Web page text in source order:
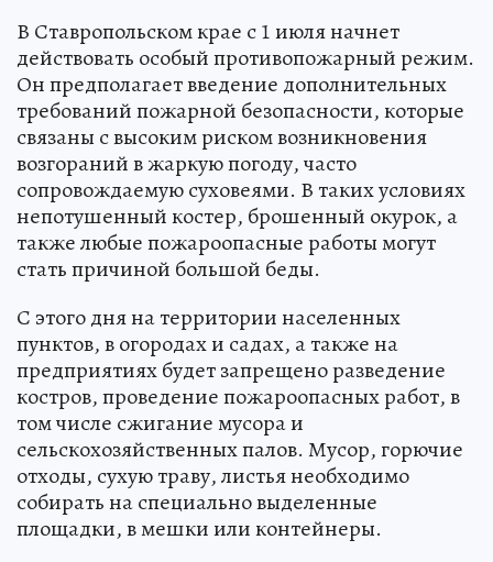
В Ставропольском крае с 1 июля начнет
действовать особый противопожарный режим.
Он предполагает введение дополнительных
требований пожарной безопасности, которые
связаны с высоким риском возникновения
возгораний в жаркую погоду, часто
сопровождаемую суховеями. В таких условиях
непотушенный костер, брошенный окурок, а
также любые пожароопасные работы могут
стать причиной большой беды.
С этого дня на территории населенных
пунктов, в огородах и садах, а также на
предприятиях будет запрещено разведение
костров, проведение пожароопасных работ, в
том числе сжигание мусора и
сельскохозяйственных палов. Мусор, горючие
отходы, сухую траву, листья необходимо
собирать на специально выделенные
площадки, в мешки или контейнеры.